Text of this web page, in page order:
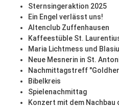
Sternsingeraktion 2025
Ein Engel verlässt uns!
Altenclub Zuffenhausen
Kaffeestüble St.
Maria Lichtmess und
Neue Mesnerin in St.
Nachmittagstreff
Bibelkreis
Spielenachmittag
Konzert mit dem Nachbau